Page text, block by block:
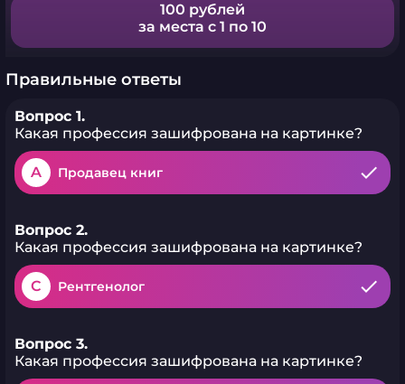
100 рублей
за места с 1 по 10
Правильные ответы
Вопрос 1.
Какая профессия зашифрована на картинке?
A Продавец книг
Вопрос 2.
Какая профессия зашифрована на картинке?
C Рентгенолог
Вопрос 3.
Какая профессия зашифрована на картинке?